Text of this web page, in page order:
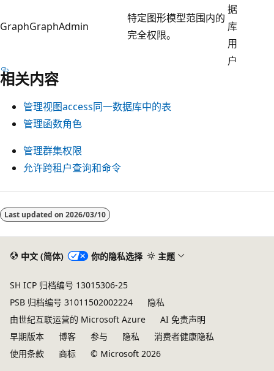
GraphGraphAdmin
特定图形模型范围内的
完全权限。
据
库
用
户
相关内容
管理视图access同一数据库中的表
管理函数角色
管理群集权限
允许跨租户查询和命令
Last updated on 2026/03/10
中文 (简体) 你的隐私选择 主题
SH ICP 归档编号 13015306-25
PSB 归档编号 31011502002224
隐私
由世纪互联运营的 Microsoft Azure
AI 免责声明
早期版本
博客 参与 隐私
消费者健康隐私
使用条款
商标 © Microsoft 2026